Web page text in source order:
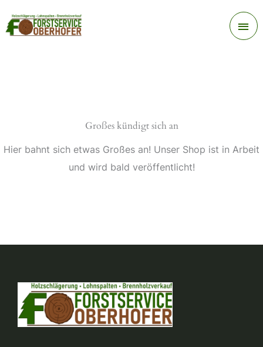
Inhalt
Großes kündigt sich an
Hier bahnt sich etwas Großes an! Unser Shop ist in Arbeit
und wird bald veröffentlicht!